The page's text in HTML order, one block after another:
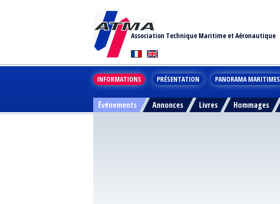
Association Technique Maritime et Aéronautique
INFORMATIONS PRÉSENTATION PANORAMA MARITIMES
Événements Annonces Livres Hommages